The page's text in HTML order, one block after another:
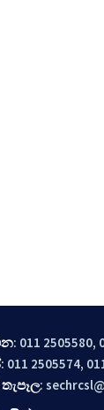
: 011 2505580,
: 011 2505574,
: